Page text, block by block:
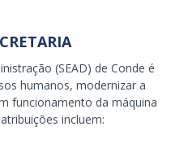
(SEAD) de Conde é
humanos, modernizar a
funcionamento da máquina
incluem: